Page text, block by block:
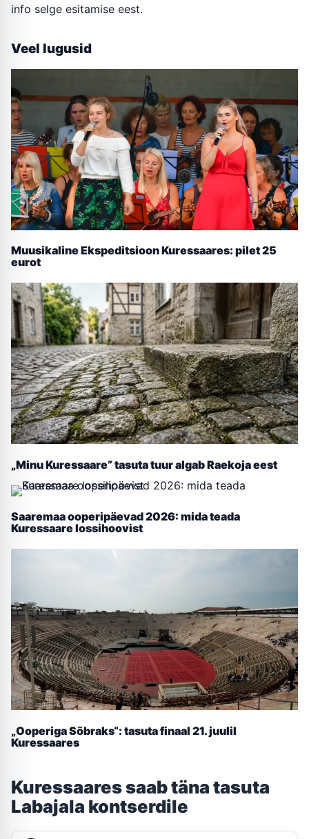
info selge esitamise eest.
Veel lugusid
Muusikaline Ekspeditsioon Kuressaares: pilet 25
eurot
„Minu Kuressaare” tasuta tuur algab Raekoja eest
Saaremaa ooperipäevad 2026: mida teada
Kuressaare lossihoovist
„Ooperiga Sõbraks“: tasuta finaal 21. juulil
Kuressaares
Kuressaares saab täna tasuta
Labajala kontserdile